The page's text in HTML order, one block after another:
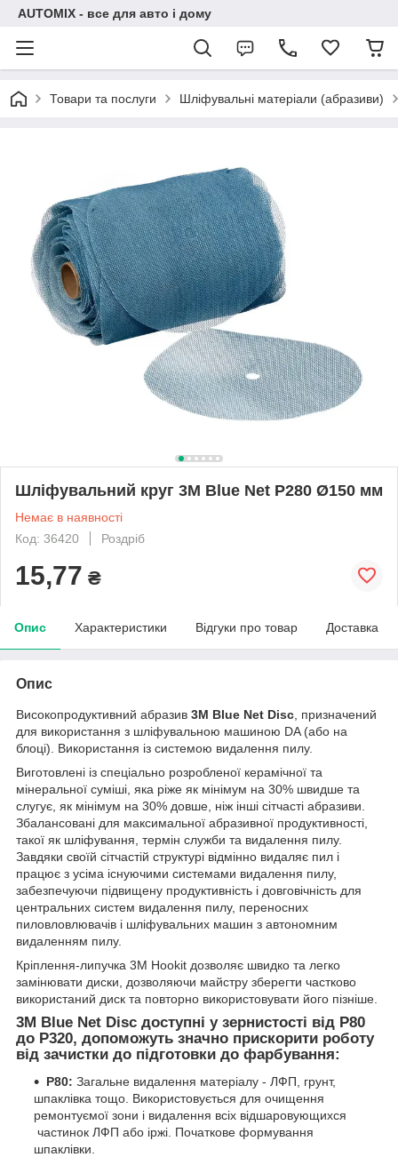
AUTOMIX - все для авто і дому
Товари та послуги Шліфувальні матеріали (абразиви)
Шліфувальний круг 3M Blue Net P280 Ø150 мм
Немає в наявності
Код: 36420
Роздріб
15,77 ₴
Опис Характеристики Відгуки про товар Доставка
Опис
Високопродуктивний абразив 3M Blue Net Disc , призначений
для використання з шліфувальною машиною DA (або на
блоці). Використання із системою видалення пилу.
Виготовлені із спеціально розробленої керамічної та
мінеральної суміші, яка ріже як мінімум на 30% швидше та
слугує, як мінімум на 30% довше, ніж інші сітчасті абразиви.
Збалансовані для максимальної абразивної продуктивності,
такої як шліфування, термін служби та видалення пилу.
Завдяки своїй сітчастій структурі відмінно видаляє пил і
працює з усіма існуючими системами видалення пилу,
забезпечуючи підвищену продуктивність і довговічність для
центральних систем видалення пилу, переносних
пиловловлювачів і шліфувальних машин з автономним
видаленням пилу.
Кріплення-липучка 3M Hookit дозволяє швидко та легко
замінювати диски, дозволяючи майстру зберегти частково
використаний диск та повторно використовувати його пізніше.
3M Blue Net Disc доступні у зернистості від P80
до P320, допоможуть значно прискорити роботу
від зачистки до підготовки до фарбування:
P80: Загальне видалення матеріалу - ЛФП, грунт,
шпаклівка тощо. Використовується для очищення
ремонтуємої зони і видалення всіх відшаровующихся
частинок ЛФП або іржі. Початкове формування
шпаклівки.